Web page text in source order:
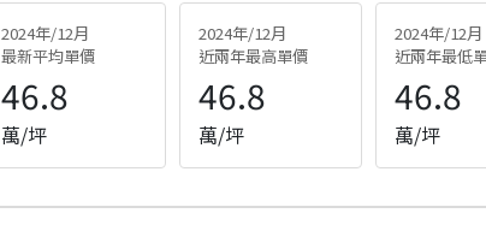
2024年/12月
最新平均單價
46.8
萬/坪
2024年/12月
近兩年最高單價
46.8
萬/坪
2024年/12月
近兩年最低
46.8
萬/坪